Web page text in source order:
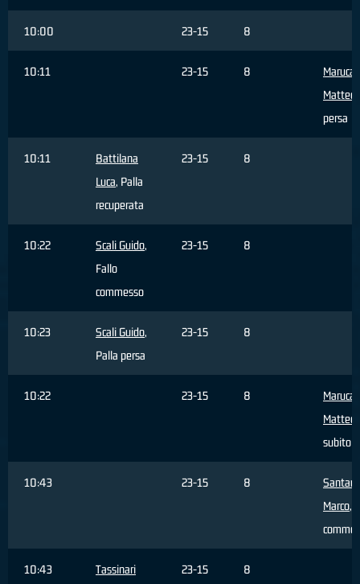
10:00 23-15 8
10:11 23-15 8
Maruca
Matteo
persa
10:11
Battilana
Luca, Palla
recuperata
23-15 8
10:22 Scali Guido,
Fallo
commesso
23-15 8
10:23 Scali Guido,
Palla persa
23-15 8
10:22 23-15 8
Maruca
Matteo
subito
10:43 23-15 8
Marco,
10:43
Tassinari
23-15 8